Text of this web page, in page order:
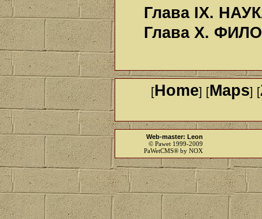
Глава IX.
Глава X.
[Home] [Maps] [
Web-master: Leon
© Pawet 1999-2009
PaWetCMS® by NOX